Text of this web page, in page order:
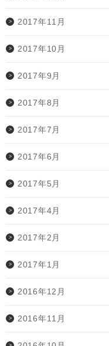
2017年11月
2017年10月
2017年9月
2017年8月
2017年7月
2017年6月
2017年5月
2017年4月
2017年2月
2017年1月
2016年12月
2016年11月